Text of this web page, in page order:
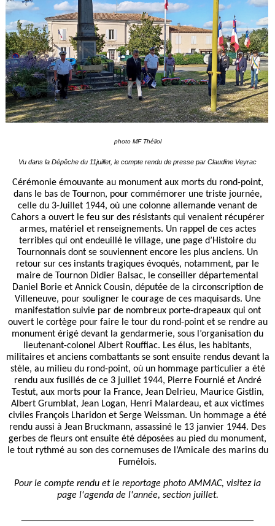
photo MF Théliol
Vu dans la Dépêche du 11juillet, le compte rendu de presse par Claudine Veyrac
Cérémonie émouvante au monument aux morts du rond-point,
dans le bas de Tournon, pour commémorer une triste journée,
celle du 3-Juillet 1944, où une colonne allemande venant de
Cahors a ouvert le feu sur des résistants qui venaient récupérer
armes, matériel et renseignements. Un rappel de ces actes
terribles qui ont endeuillé le village, une page d’Histoire du
Tournonnais dont se souviennent encore les plus anciens. Un
retour sur ces instants tragiques évoqués, notamment, par le
maire de Tournon Didier Balsac, le conseiller départemental
Daniel Borie et Annick Cousin, députée de la circonscription de
Villeneuve, pour souligner le courage de ces maquisards. Une
manifestation suivie par de nombreux porte-drapeaux qui ont
ouvert le cortège pour faire le tour du rond-point et se rendre au
monument érigé devant la gendarmerie, sous l’organisation du
lieutenant-colonel Albert Rouffiac. Les élus, les habitants,
militaires et anciens combattants se sont ensuite rendus devant la
stèle, au milieu du rond-point, où un hommage particulier a été
rendu aux fusillés de ce 3 juillet 1944, Pierre Fournié et André
Testut, aux morts pour la France, Jean Delrieu, Maurice Gistlin,
Albert Grumblat, Jean Logan, Henri Malardeau, et aux victimes
civiles François Lharidon et Serge Weissman. Un hommage a été
rendu aussi à Jean Bruckmann, assassiné le 13 janvier 1944. Des
gerbes de fleurs ont ensuite été déposées au pied du monument,
le tout rythmé au son des cornemuses de l’Amicale des marins du
Fumélois.
Pour le compte rendu et le reportage photo AMMAC, visitez la
page l'agenda de l'année, section juillet.